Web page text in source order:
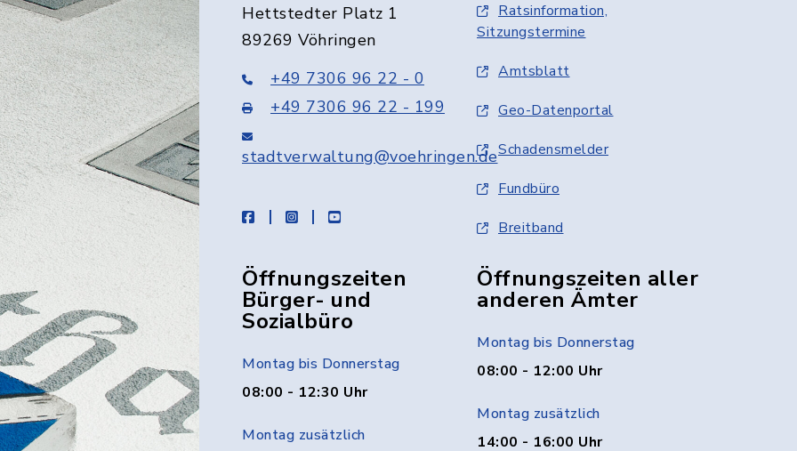
Hettstedter Platz 1
89269 Vöhringen
+49 7306 96 22 - 0
+49 7306 96 22 - 199
stadtverwaltung@voehringen.de
facebookinstagramyoutube
Ratsinformation,
Sitzungstermine
Amtsblatt
Geo-Datenportal
Schadensmelder
Fundbüro
Breitband
Öffnungszeiten
Bürger- und
Sozialbüro
Montag bis Donnerstag
08:00 - 12:30 Uhr
Montag zusätzlich
Öffnungszeiten aller
anderen Ämter
Montag bis Donnerstag
08:00 - 12:00 Uhr
Montag zusätzlich
14:00 - 16:00 Uhr